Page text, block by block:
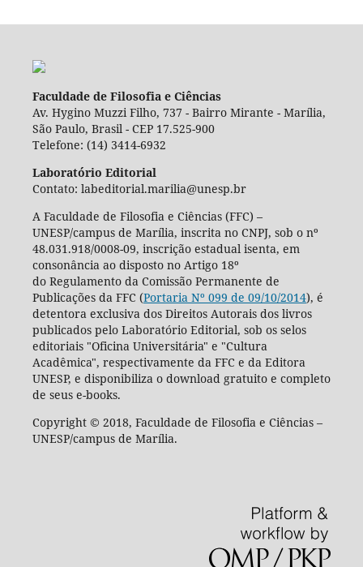
Faculdade de Filosofia e Ciências
Av. Hygino Muzzi Filho, 737 - Bairro Mirante - Marília,
São Paulo, Brasil - CEP 17.525-900
Telefone: (14) 3414-6932
Laboratório Editorial
Contato: labeditorial.marilia@unesp.br
A Faculdade de Filosofia e Ciências (FFC) –
UNESP/campus de Marília, inscrita no CNPJ, sob o nº
48.031.918/0008-09, inscrição estadual isenta, em
consonância ao disposto no Artigo 18º
do Regulamento da Comissão Permanente de
Publicações da FFC (Portaria Nº 099 de 09/10/2014), é
detentora exclusiva dos Direitos Autorais dos livros
publicados pelo Laboratório Editorial, sob os selos
editoriais "Oficina Universitária" e "Cultura
Acadêmica", respectivamente da FFC e da Editora
UNESP, e disponibiliza o download gratuito e completo
de seus e-books.
Copyright © 2018, Faculdade de Filosofia e Ciências –
UNESP/campus de Marília.